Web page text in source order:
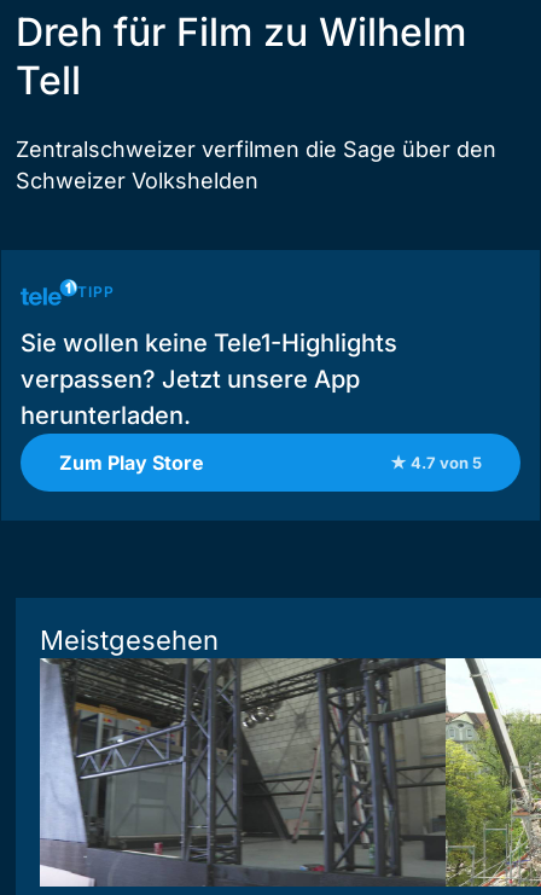
Dreh für Film zu Wilhelm
Tell
Zentralschweizer verfilmen die Sage über den
Schweizer Volkshelden
TIPP
Sie wollen keine Tele1-Highlights
verpassen? Jetzt unsere App
herunterladen.
Zum Play Store ★ 4.7 von 5
Meistgesehen